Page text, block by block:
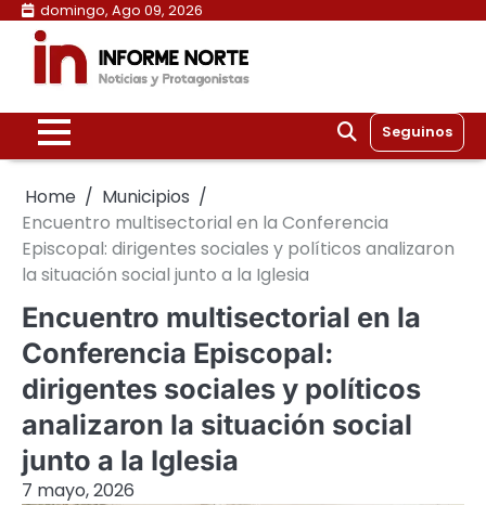
Skip
content
domingo, Ago 09, 2026
Seguinos
Home
Municipios
Encuentro multisectorial en la Conferencia
Episcopal: dirigentes sociales y políticos analizaron
la situación social junto a la Iglesia
Encuentro multisectorial en la
Conferencia Episcopal:
dirigentes sociales y políticos
analizaron la situación social
junto a la Iglesia
7 mayo, 2026